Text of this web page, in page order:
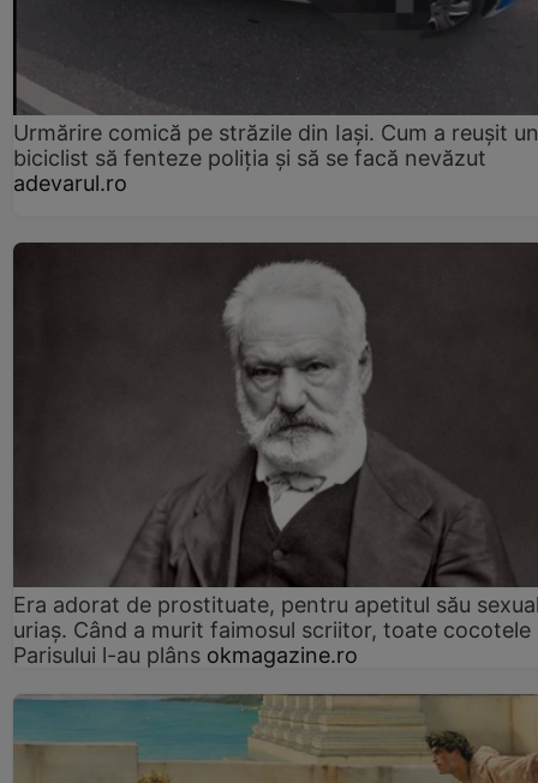
Urmărire comică pe străzile din Iași. Cum a reușit un
biciclist să fenteze poliția și să se facă nevăzut
adevarul.ro
Era adorat de prostituate, pentru apetitul său
uriaș. Când a murit faimosul scriitor, toate cocotele
Parisului l-au plâns okmagazine.ro